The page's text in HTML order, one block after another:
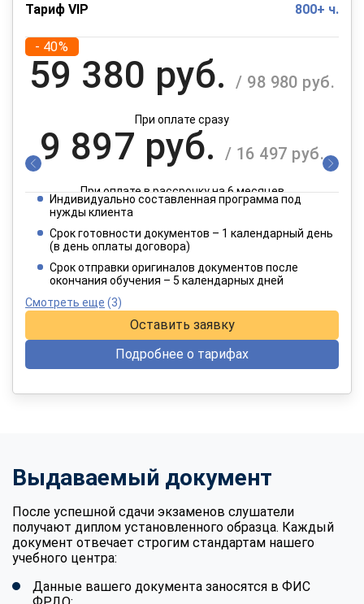
Тариф VIP 800+ ч.
- 40%
59 380 руб. / 98 980 руб.
При оплате сразу
9 897 руб. / 16 497 руб.
При оплате в рассрочку на 6 месяцев
4 949 руб. / 8 249 руб.
При оплате в рассрочку на 12 месяцев
Индивидуально составленная программа под
нужды клиента
Срок готовности документов – 1 календарный день
(в день оплаты договора)
Срок отправки оригиналов документов после
окончания обучения – 5 календарных дней
Смотреть еще (3)
Оставить заявку
Подробнее о тарифах
Выдаваемый документ
После успешной сдачи экзаменов слушатели
получают диплом установленного образца. Каждый
документ отвечает строгим стандартам нашего
учебного центра:
Данные вашего документа заносятся в ФИС